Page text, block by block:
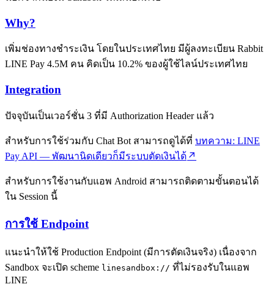
Why?
เพิ่มช่องทางชำระเงิน โดยในประเทศไทย มีผู้ลงทะเบียน Rabbit
LINE Pay 4.5M คน คิดเป็น 10.2% ของผู้ใช้ไลน์ประเทศไทย
Integration
ปัจจุบันเป็นเวอร์ชั่น 3 ที่มี Authorization Header แล้ว
สำหรับการใช้ร่วมกับ Chat Bot สามารถดูได้ที่ บทความ: LINE
Pay API — พัฒนานิดเดียวก็มีระบบตัดเงินได้
สำหรับการใช้งานกับแอพ Android สามารถติดตามขั้นตอนได้
ใน Session นี้
การใช้ Endpoint
แนะนำให้ใช้ Production Endpoint (มีการตัดเงินจริง) เนื่องจาก
Sandbox จะเปิด scheme linesandbox:// ที่ไม่รองรับในแอพ
LINE